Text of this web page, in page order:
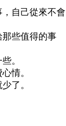
自己從來不會
些值得的事
。
情。
了。